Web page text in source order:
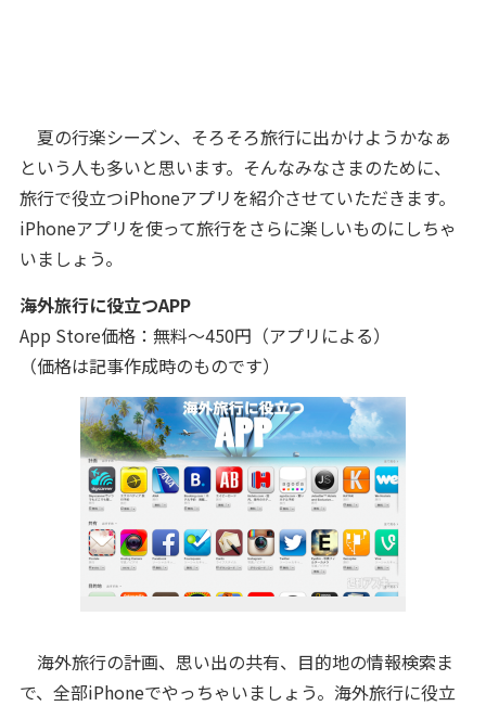
夏の行楽シーズン、そろそろ旅行に出かけようかなぁ
という人も多いと思います。そんなみなさまのために、
旅行で役立つiPhoneアプリを紹介させていただきます。
iPhoneアプリを使って旅行をさらに楽しいものにしちゃ
いましょう。
海外旅行に役立つAPP
App Store価格：無料〜450円（アプリによる）
（価格は記事作成時のものです）
海外旅行の計画、思い出の共有、目的地の情報検索ま
で、全部iPhoneでやっちゃいましょう。海外旅行に役立